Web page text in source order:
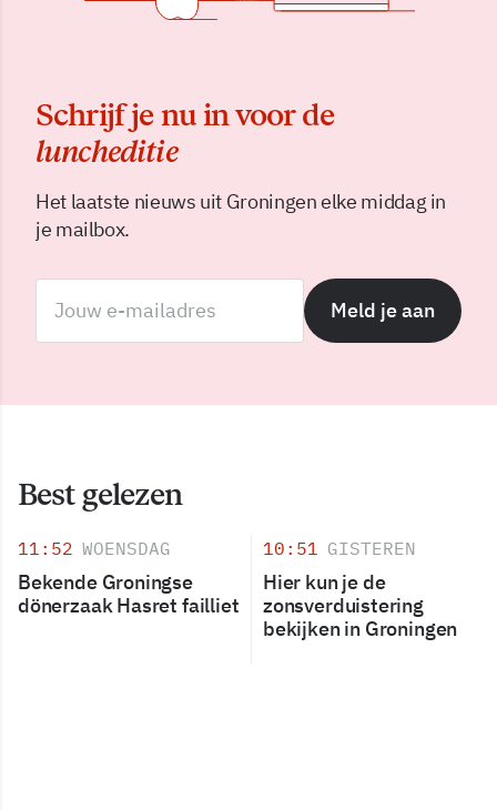
Schrijf je nu in voor de
luncheditie
Het laatste nieuws uit Groningen elke middag in
je mailbox.
Meld je aan
Best gelezen
11:52 WOENSDAG
Bekende Groningse
dönerzaak Hasret failliet
10:51 GISTEREN
Hier kun je de
zonsverduistering
bekijken in Groningen